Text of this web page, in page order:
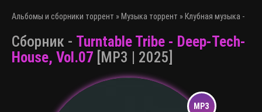
Альбомы и сборники торрент » Музыка торрент » Клубная музыка -
Сборник - Turntable Tribe - Deep-Tech-
House, Vol.07 [MP3 | 2025]